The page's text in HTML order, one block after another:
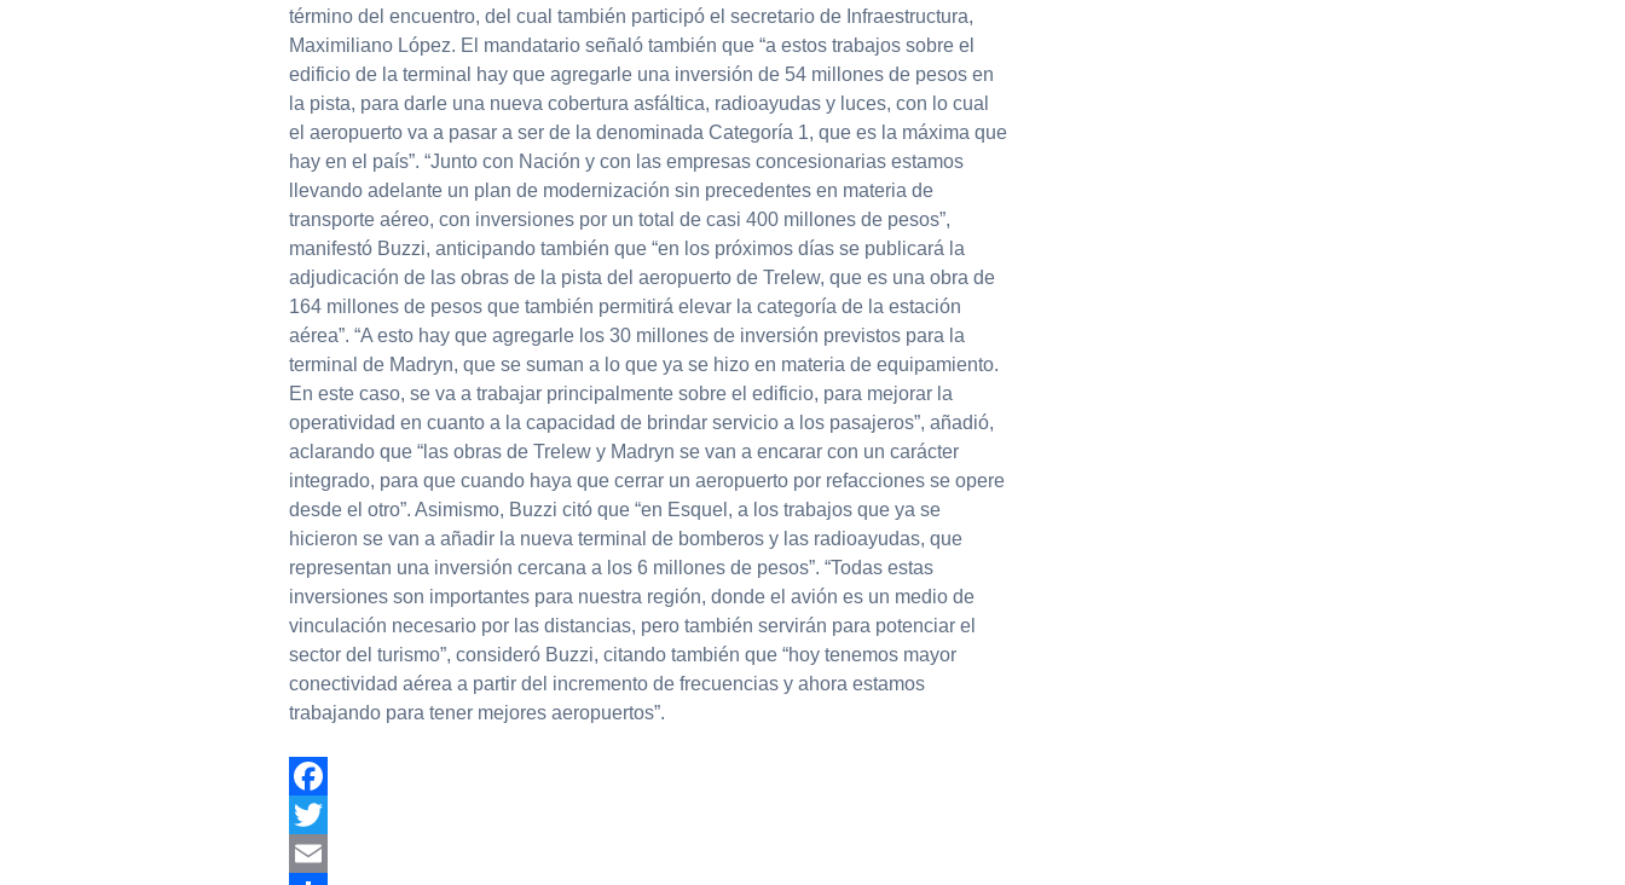
término del encuentro, del cual también participó el secretario de Infraestructura,
Maximiliano López. El mandatario señaló también que “a estos trabajos sobre el
edificio de la terminal hay que agregarle una inversión de 54 millones de pesos en
la pista, para darle una nueva cobertura asfáltica, radioayudas y luces, con lo cual
el aeropuerto va a pasar a ser de la denominada Categoría 1, que es la máxima que
hay en el país”. “Junto con Nación y con las empresas concesionarias estamos
llevando adelante un plan de modernización sin precedentes en materia de
transporte aéreo, con inversiones por un total de casi 400 millones de pesos”,
manifestó Buzzi, anticipando también que “en los próximos días se publicará la
adjudicación de las obras de la pista del aeropuerto de Trelew, que es una obra de
164 millones de pesos que también permitirá elevar la categoría de la estación
aérea”. “A esto hay que agregarle los 30 millones de inversión previstos para la
terminal de Madryn, que se suman a lo que ya se hizo en materia de equipamiento.
En este caso, se va a trabajar principalmente sobre el edificio, para mejorar la
operatividad en cuanto a la capacidad de brindar servicio a los pasajeros”, añadió,
aclarando que “las obras de Trelew y Madryn se van a encarar con un carácter
integrado, para que cuando haya que cerrar un aeropuerto por refacciones se opere
desde el otro”. Asimismo, Buzzi citó que “en Esquel, a los trabajos que ya se
hicieron se van a añadir la nueva terminal de bomberos y las radioayudas, que
representan una inversión cercana a los 6 millones de pesos”. “Todas estas
inversiones son importantes para nuestra región, donde el avión es un medio de
vinculación necesario por las distancias, pero también servirán para potenciar el
sector del turismo”, consideró Buzzi, citando también que “hoy tenemos mayor
conectividad aérea a partir del incremento de frecuencias y ahora estamos
trabajando para tener mejores aeropuertos”.
Facebook
Twitter